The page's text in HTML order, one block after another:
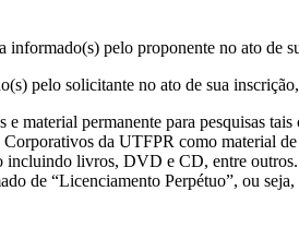
informado(s) pelo proponente no ato de
pelo solicitante no ato de sua
permanente para pesquisas tais
da UTFPR como material
livros, DVD e CD, entre
de “Licenciamento Perpétuo”, ou